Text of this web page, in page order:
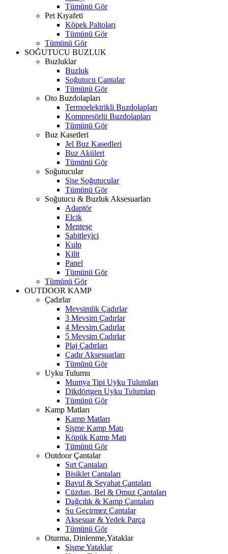
Tümünü Gör
Pet Kıyafeti
Köpek Paltoları
Tümünü Gör
Tümünü Gör
SOĞUTUCU BUZLUK
Buzluklar
Buzluk
Soğutucu Çantalar
Tümünü Gör
Oto Buzdolapları
Termoelektrikli Buzdolapları
Kompresörlü Buzdolapları
Tümünü Gör
Buz Kasetleri
Jel Buz Kasedleri
Buz Aküleri
Tümünü Gör
Soğutucular
Şişe Soğutucular
Tümünü Gör
Soğutucu & Buzluk Aksesuarları
Adaptör
Elcik
Menteşe
Sabitleyici
Kulp
Kilit
Panel
Tümünü Gör
Tümünü Gör
OUTDOOR KAMP
Çadırlar
Mevsimlik Çadırlar
3 Mevsim Çadırlar
4 Mevsim Çadırlar
5 Mevsim Çadırlar
Plaj Çadırları
Çadır Aksesuarları
Tümünü Gör
Uyku Tulumu
Mumya Tipi Uyku Tulumları
Dikdörtgen Uyku Tulumları
Tümünü Gör
Kamp Matları
Kamp Matları
Şişme Kamp Matı
Köpük Kamp Matı
Tümünü Gör
Outdoor Çantalar
Sırt Çantaları
Bisiklet Çantaları
Bavul & Seyahat Çantaları
Cüzdan, Bel & Omuz Çantaları
Dağcılık & Kamp Çantaları
Su Geçirmez Çantalar
Aksesuar & Yedek Parça
Tümünü Gör
Oturma, Dinlenme,Yataklar
Şişme Yataklar